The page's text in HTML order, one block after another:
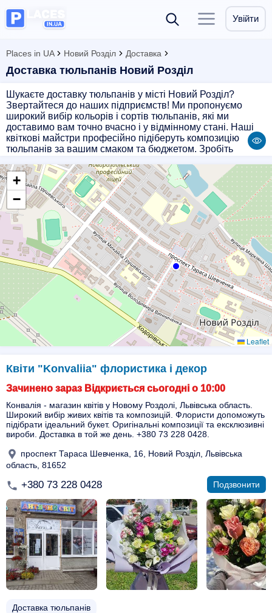
Увійти
Places in UA Новий Розділ Доставка
Доставка тюльпанів Новий Розділ
Шукаєте доставку тюльпанів у місті Новий Розділ?
Звертайтеся до наших підприємств! Ми пропонуємо
широкий вибір кольорів і сортів тюльпанів, які ми
доставимо вам точно вчасно і у відмінному стані. Наші
квіткові майстри професійно підіберуть композицію
тюльпанів за вашим смаком та бюджетом. Зробіть
красивих тюльпанів прямо зараз!
+
−
Leaflet
Квіти "Konvaliia" флористика і декор
Зачинено зараз Відкриється сьогодні о 10:00
Конвалія - магазин квітів у Новому Роздолі, Львівська область.
Широкий вибір живих квітів та композицій. Флористи допоможуть
підібрати ідеальний букет. Оригінальні композиції та ексклюзивні
вироби. Доставка в той же день. +380 73 228 0428.
проспект Тараса Шевченка, 16, Новий Розділ, Львівська
область, 81652
+380 73 228 0428 Подзвонити
Доставка тюльпанів